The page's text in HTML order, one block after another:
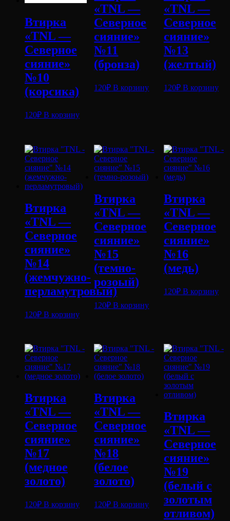
Втирка
«TNL —
Северное
сияние»
№10
(корсика)
120₽ В корзину
«TNL —
Северное
сияние»
№11
(бронза)
120₽ В корзину
«TNL —
Северное
сияние»
№13
(желтый)
120₽ В корзину
Втирка
«TNL —
Северное
сияние»
№14
(жемчужно-
перламутровый)
120₽ В корзину
Втирка
«TNL —
Северное
сияние»
№15
(темно-
розоый)
120₽ В корзину
Втирка
«TNL —
Северное
сияние»
№16
(медь)
120₽ В корзину
Втирка
«TNL —
Северное
сияние»
№17
(медное
золото)
120₽ В корзину
Втирка
«TNL —
Северное
сияние»
№18
(белое
золото)
120₽ В корзину
Втирка
«TNL —
Северное
сияние»
№19
(белый с
золотым
отливом)